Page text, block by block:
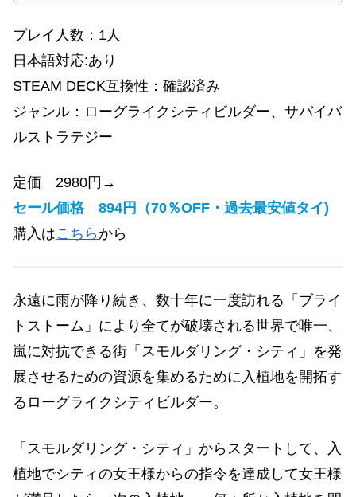
プレイ人数：1人
日本語対応:あり
STEAM DECK互換性：確認済み
ジャンル： ローグライクシティビルダー、サバイバ
ルストラテジー
定価 2980円→
セール価格 894円（70％OFF・過去最安値タイ)
購入はこちらから
永遠に雨が降り続き、数十年に一度訪れる「ブライ
トストーム」により全てが破壊される世界で唯一、
嵐に対抗できる街「スモルダリング・シティ」を発
展させるための資源を集めるために入植地を開拓す
るローグライクシティビルダー。
「スモルダリング・シティ」からスタートして、入
植地でシティの女王様からの指令を達成して女王様